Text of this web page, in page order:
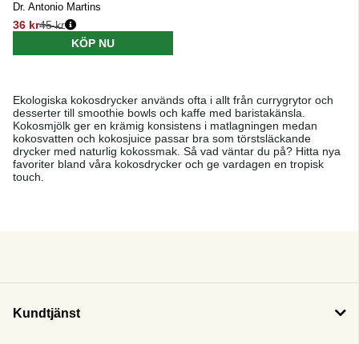
Dr. Antonio Martins
36 kr
Ordinarie pris:
45 kr
KÖP NU
Ekologiska kokosdrycker används ofta i allt från currygrytor och
desserter till smoothie bowls och kaffe med baristakänsla.
Kokosmjölk ger en krämig konsistens i matlagningen medan
kokosvatten och kokosjuice passar bra som törstsläckande
drycker med naturlig kokossmak. Så vad väntar du på? Hitta nya
favoriter bland våra kokosdrycker och ge vardagen en tropisk
touch.
Kundtjänst